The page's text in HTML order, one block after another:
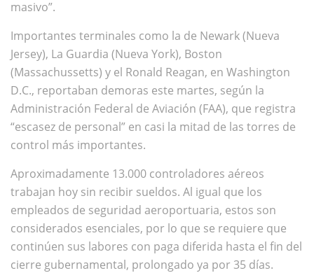
masivo”.
Importantes terminales como la de Newark (Nueva
Jersey), La Guardia (Nueva York), Boston
(Massachussetts) y el Ronald Reagan, en Washington
D.C., reportaban demoras este martes, según la
Administración Federal de Aviación (FAA), que registra
“escasez de personal” en casi la mitad de las torres de
control más importantes.
Aproximadamente 13.000 controladores aéreos
trabajan hoy sin recibir sueldos. Al igual que los
empleados de seguridad aeroportuaria, estos son
considerados esenciales, por lo que se requiere que
continúen sus labores con paga diferida hasta el fin del
cierre gubernamental, prolongado ya por 35 días.